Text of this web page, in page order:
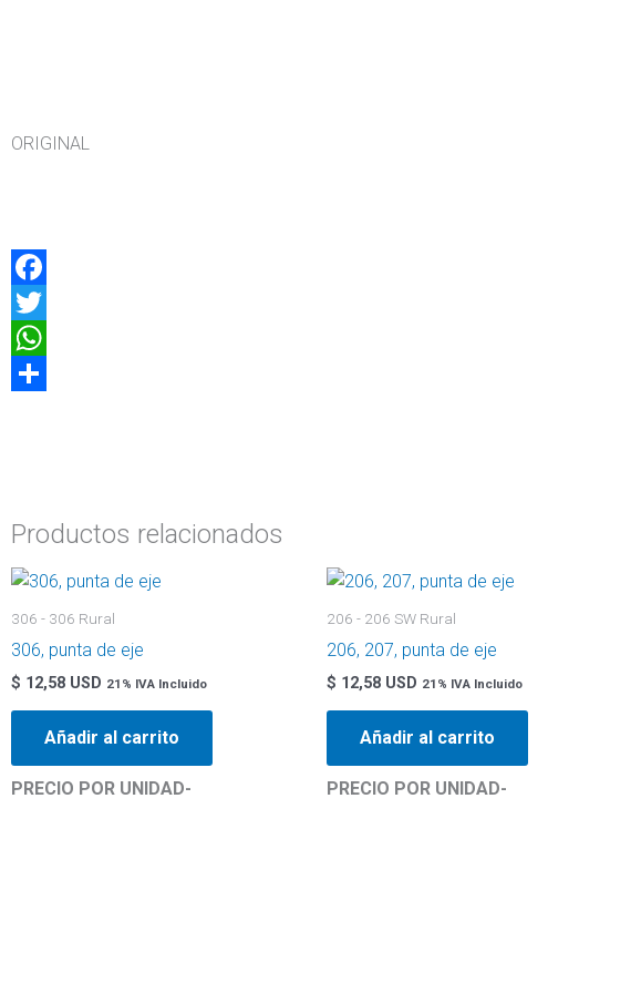
ORIGINAL
Facebook
Twitter
WhatsApp
Productos relacionados
306 - 306 Rural
306, punta de eje
$ 12,58 USD 21% IVA Incluido
Añadir al carrito
PRECIO POR UNIDAD-
206 - 206 SW Rural
206, 207, punta de eje
$ 12,58 USD 21% IVA Incluido
Añadir al carrito
PRECIO POR UNIDAD-